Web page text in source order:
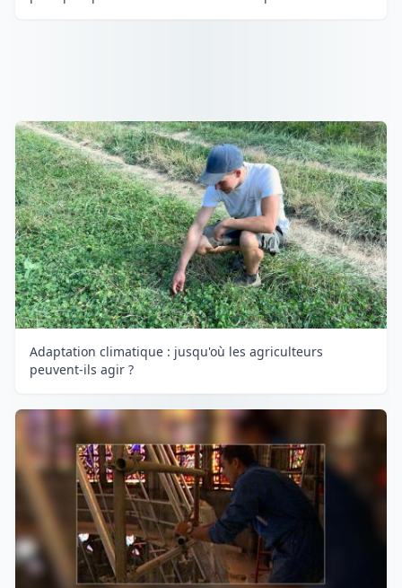
Adaptation climatique : jusqu'où les agriculteurs
peuvent-ils agir ?